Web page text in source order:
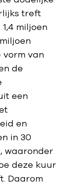
treft
miljoen
vorm van
de
een
en
in 30
waaronder
deze kuur
Daarom